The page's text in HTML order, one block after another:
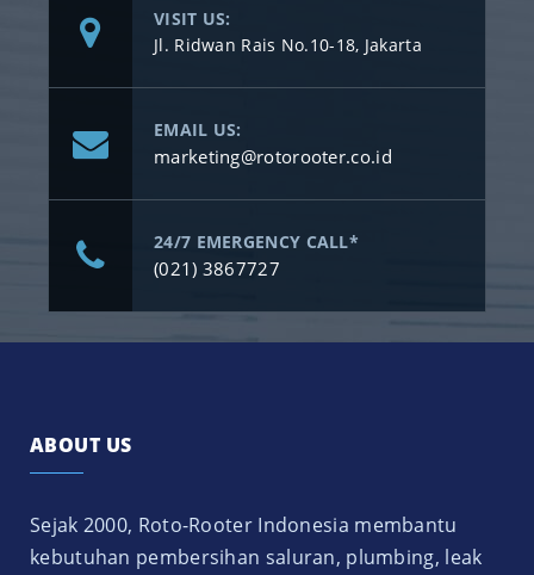
VISIT US:
Jl. Ridwan Rais No.10-18, Jakarta
EMAIL US:
marketing@rotorooter.co.id
24/7 EMERGENCY CALL*
(021) 3867727
ABOUT US
Sejak 2000, Roto-Rooter Indonesia membantu
kebutuhan pembersihan saluran, plumbing, leak